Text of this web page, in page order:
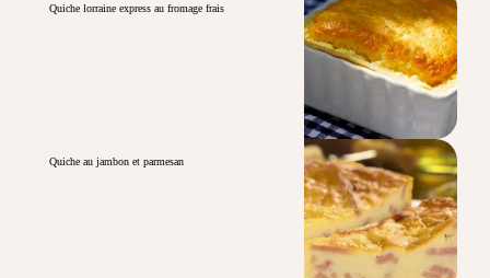
Quiche lorraine express au fromage frais
Quiche au jambon et parmesan